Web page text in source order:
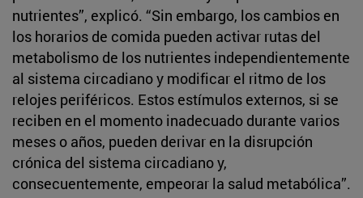
nutrientes”, explicó. “Sin embargo, los cambios en
los horarios de comida pueden activar rutas del
metabolismo de los nutrientes independientemente
al sistema circadiano y modificar el ritmo de los
relojes periféricos. Estos estímulos externos, si se
reciben en el momento inadecuado durante varios
meses o años, pueden derivar en la disrupción
crónica del sistema circadiano y,
consecuentemente, empeorar la salud metabólica”.